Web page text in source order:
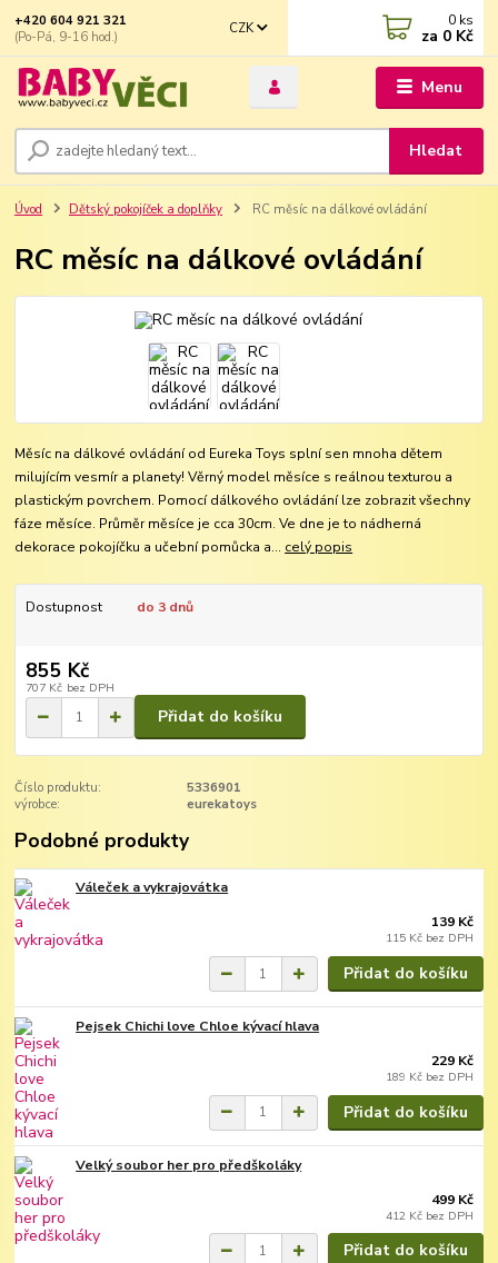
Menu
CZK
Hledat
+420 604 921 321
(Po-Pá, 9-16 hod.)
0 ks
za 0 Kč
Úvod Dětský pokojíček a doplňky RC měsíc na dálkové ovládání
RC měsíc na dálkové ovládání
Měsíc na dálkové ovládání od Eureka Toys splní sen mnoha dětem
milujícím vesmír a planety! Věrný model měsíce s reálnou texturou a
plastickým povrchem. Pomocí dálkového ovládání lze zobrazit všechny
fáze měsíce. Průměr měsíce je cca 30cm. Ve dne je to nádherná
dekorace pokojíčku a učební pomůcka a... celý popis
Dostupnost do 3 dnů
855 Kč
707 Kč bez DPH
Přidat do košíku
Číslo produktu:
5336901
výrobce:
eurekatoys
Podobné produkty
Váleček a vykrajovátka
139 Kč
115 Kč bez DPH
Přidat do košíku
Pejsek Chichi love Chloe kývací hlava
229 Kč
189 Kč bez DPH
Přidat do košíku
Velký soubor her pro předškoláky
499 Kč
412 Kč bez DPH
Přidat do košíku